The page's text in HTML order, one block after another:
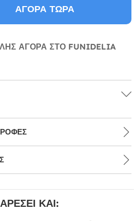
ΑΓΟΡΆ ΤΏΡΑ
ΑΓΟΡΆ ΣΤΟ FUNIDELIA
ΚΑΙ: